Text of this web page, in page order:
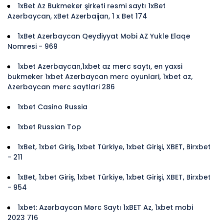
1xBet Az Bukmeker şirkəti rəsmi saytı 1xBet
Azərbaycan, xBet Azerbaijan, 1 x Bet 174
1xBet Azerbaycan Qeydiyyat Mobi AZ Yukle Elaqe
Nomresi - 969
1xbet Azerbaycan,1xbet az merc saytı, en yaxsi
bukmeker 1xbet Azerbaycan merc oyunlari, 1xbet az,
Azerbaycan merc saytlari 286
1xbet Casino Russia
1xbet Russian Top
1xBet, 1xbet Giriş, 1xbet Türkiye, 1xbet Girişi, XBET, Birxbet
- 211
1xBet, 1xbet Giriş, 1xbet Türkiye, 1xbet Girişi, XBET, Birxbet
- 954
1xbet: Azərbaycan Mərc Saytı 1xBET Az, 1xbet mobi
2023 716